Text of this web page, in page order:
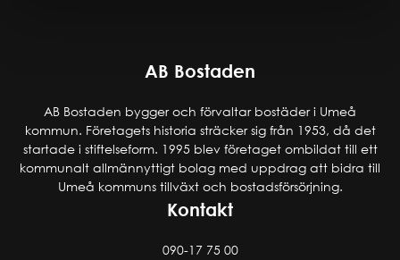
AB Bostaden
AB Bostaden bygger och förvaltar bostäder i Umeå
kommun. Företagets historia sträcker sig från 1953, då det
startade i stiftelseform. 1995 blev företaget ombildat till ett
kommunalt allmännyttigt bolag med uppdrag att bidra till
Umeå kommuns tillväxt och bostadsförsörjning.
Kontakt
090-17 75 00